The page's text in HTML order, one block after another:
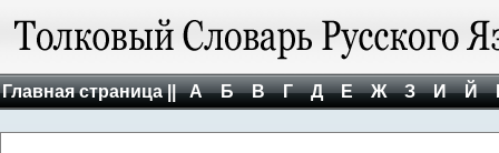
Главная страница || А Б В Г Д Е Ж З И Й